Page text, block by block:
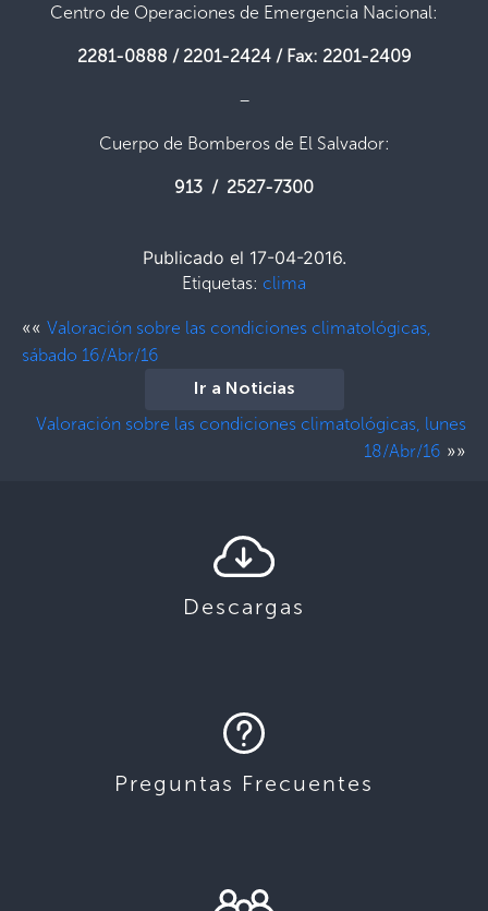
Centro de Operaciones de Emergencia Nacional:
2281-0888 / 2201-2424 / Fax: 2201-2409
–
Cuerpo de Bomberos de El Salvador:
913 / 2527-7300
Publicado el 17-04-2016.
Etiquetas: clima
«« Valoración sobre las condiciones climatológicas,
sábado 16/Abr/16
Ir a Noticias
Valoración sobre las condiciones climatológicas, lunes
18/Abr/16 »»
Descargas
Preguntas Frecuentes